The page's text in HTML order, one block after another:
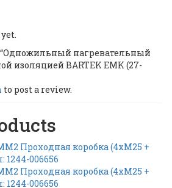
нагревательный
изоляцией BARTEK EMK (27-
to post a review.